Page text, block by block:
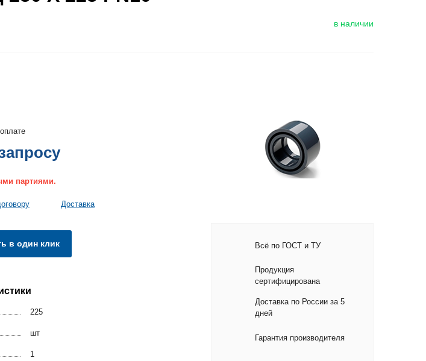
в наличии
партиями.
Доставка
в один клик
225
шт
1
Всё по ГОСТ и ТУ
Продукция
сертифицирована
Доставка по России за 5
дней
Гарантия производителя